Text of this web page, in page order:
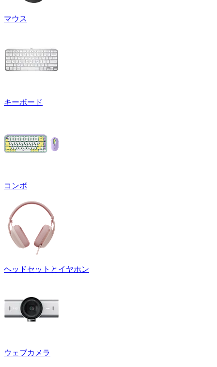
マウス
キーボード
コンボ
ヘッドセットとイヤホン
ウェブカメラ